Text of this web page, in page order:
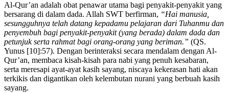
Al-Qur’an adalah obat penawar utama bagi penyakit-penyakit yang
bersarang di dalam dada. Allah SWT berfirman, “Hai manusia,
sesungguhnya telah datang kepadamu pelajaran dari Tuhanmu dan
penyembuh bagi penyakit-penyakit (yang berada) dalam dada dan
petunjuk serta rahmat bagi orang-orang yang beriman.” (QS.
Yunus [10]:57). Dengan berinteraksi secara mendalam dengan Al-
Qur’an, membaca kisah-kisah para nabi yang penuh kesabaran,
serta meresapi ayat-ayat kasih sayang, niscaya kekerasan hati akan
terkikis dan digantikan oleh kelembutan nurani yang berbuah kasih
sayang.